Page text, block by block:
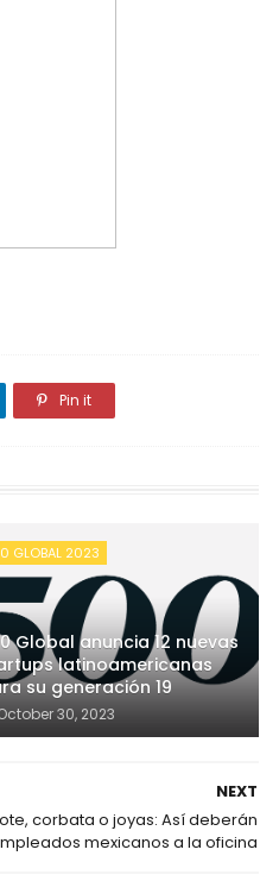
Pin it
GLOBAL 2023
Global anuncia 12 nuevas
latinoamericanas
su generación 19
30, 2023
NEXT
corbata o joyas: Así deberán
mexicanos a la oficina